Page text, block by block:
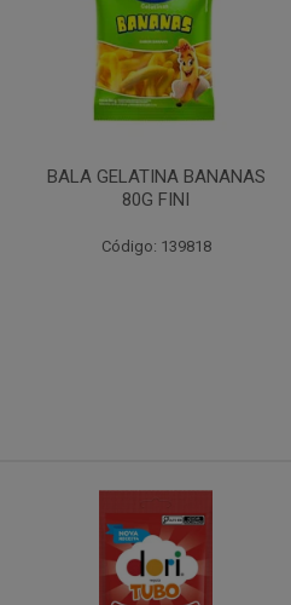
BALA GELATINA BANANAS
80G FINI
Código: 139818